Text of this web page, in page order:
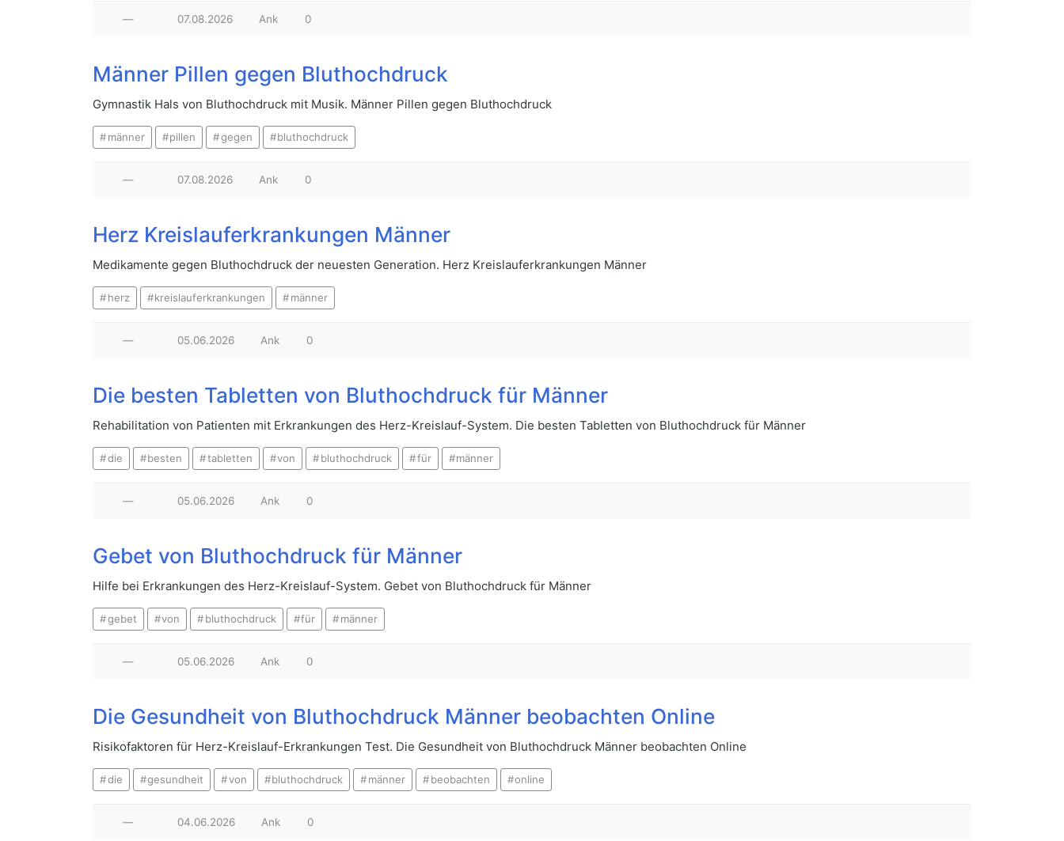
— 07.08.2026 Ank 0
Männer Pillen gegen Bluthochdruck
Gymnastik Hals von Bluthochdruck mit Musik. Männer Pillen gegen Bluthochdruck
männer pillen gegen bluthochdruck
— 07.08.2026 Ank 0
Herz Kreislauferkrankungen Männer
Medikamente gegen Bluthochdruck der neuesten Generation. Herz Kreislauferkrankungen Männer
herz kreislauferkrankungen männer
— 05.06.2026 Ank 0
Die besten Tabletten von Bluthochdruck für Männer
Rehabilitation von Patienten mit Erkrankungen des Herz-Kreislauf-System. Die besten Tabletten von Bluthochdruck für Männer
die besten tabletten von bluthochdruck für männer
— 05.06.2026 Ank 0
Gebet von Bluthochdruck für Männer
Hilfe bei Erkrankungen des Herz-Kreislauf-System. Gebet von Bluthochdruck für Männer
gebet von bluthochdruck für männer
— 05.06.2026 Ank 0
Die Gesundheit von Bluthochdruck Männer beobachten Online
Risikofaktoren für Herz-Kreislauf-Erkrankungen Test. Die Gesundheit von Bluthochdruck Männer beobachten Online
die gesundheit von bluthochdruck männer beobachten online
— 04.06.2026 Ank 0